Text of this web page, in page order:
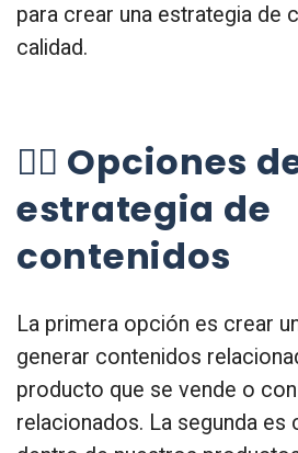
para crear una estrategia de
calidad.
👉🏼 Opciones
estrategia de
contenidos
La primera opción es crear
generar contenidos
producto que se vende o
relacionados. La segunda es